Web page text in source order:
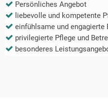
Persönliches Angebot
liebevolle und kompetente
einfühlsame und engagierte
privilegierte Pflege und
besonderes